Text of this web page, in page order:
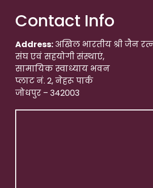
Contact Info
Address:अखिल भारतीय श्री जैन
संघ एवं सहयोगी संस्थाएं,
सामायिक स्वाध्याय भवन
प्लाट नं. 2, नेहरू पार्क
जोधपुर – 342003